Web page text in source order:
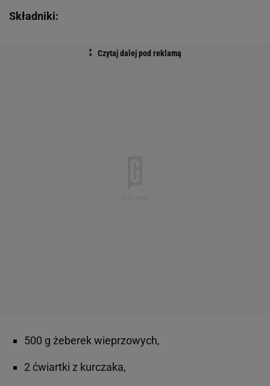
Składniki:
500 g żeberek wieprzowych,
2 ćwiartki z kurczaka,